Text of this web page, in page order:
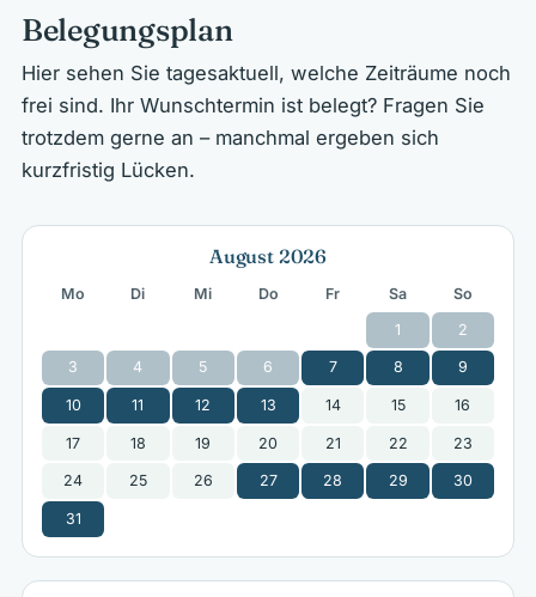
Belegungsplan
Hier sehen Sie tagesaktuell, welche Zeiträume noch
frei sind. Ihr Wunschtermin ist belegt? Fragen Sie
trotzdem gerne an – manchmal ergeben sich
kurzfristig Lücken.
August 2026
Mo Di Mi Do Fr Sa
So
1
2
3 4 5 6 7 8 9
10 11 12 13 14 15 16
17 18 19 20 21 22 23
24 25 26 27 28 29 30
31